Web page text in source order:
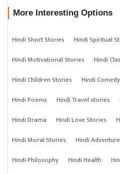
More Interesting Options
Hindi Short Stories Hindi Spiritual
Hindi Motivational Stories
Hindi
Hindi Children Stories
Hindi
Hindi Poems
Hindi Travel stories
Hindi Drama
Hindi Love Stories
Hindi Moral Stories
Hindi
Hindi Philosophy
Hindi Health